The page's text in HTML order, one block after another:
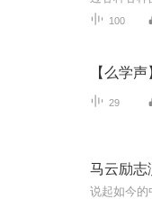
100
【么学
29
马云励志